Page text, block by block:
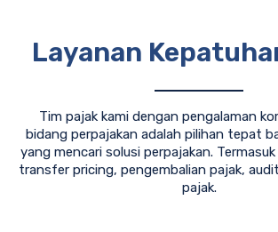
Layanan
Tim pajak kami dengan pengalaman
bidang perpajakan adalah pilihan tepat
yang mencari solusi perpajakan.
transfer pricing, pengembalian pajak,
pajak.